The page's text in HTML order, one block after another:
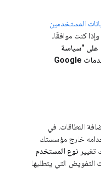
المستخدمين
وإذا كنت موافقًا،
على "سياسة
بيانات المستخدمين في خدمات Google
النطاقات. في
خارج مؤسستك
نوع المستخدم
التي يتطلبها